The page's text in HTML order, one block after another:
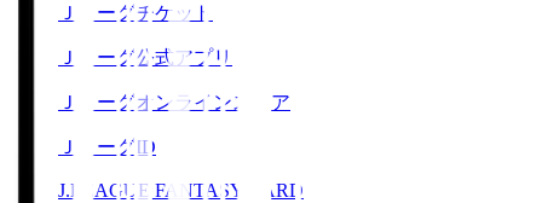
Ｊリーグチケット
Ｊリーグ公式アプリ
Ｊリーグオンラインストア
ＪリーグID
J.LEAGUE FANTASY CARD